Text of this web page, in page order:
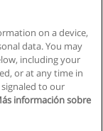
on a device,
data. You may
including your
or at any time in
signaled to our
información sobre